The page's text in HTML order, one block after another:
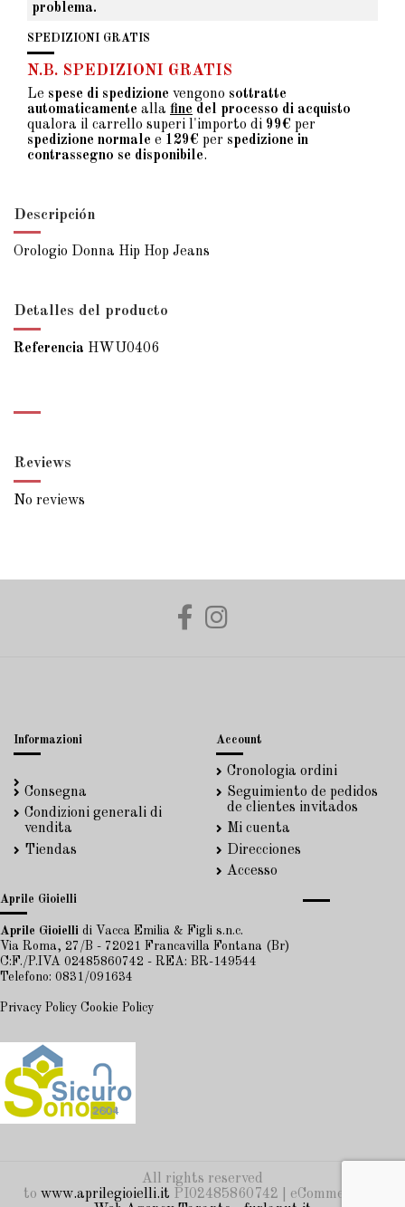
problema.
SPEDIZIONI GRATIS
N.B. SPEDIZIONI GRATIS
Le spese di spedizione vengono sottratte
automaticamente alla fine del processo di acquisto
qualora il carrello superi l'importo di 99€ per
spedizione normale e 129€ per spedizione in
contrassegno se disponibile.
Descripción
Orologio Donna Hip Hop Jeans
Detalles del producto
Referencia HWU0406
Reviews
No reviews
Informazioni
Consegna
Condizioni generali di
vendita
Tiendas
Account
Cronologia ordini
Seguimiento de pedidos
de clientes invitados
Mi cuenta
Direcciones
Accesso
Aprile Gioielli
Aprile Gioielli di Vacca Emilia & Figli s.n.c.
Via Roma, 27/B - 72021 Francavilla Fontana (Br)
C:F./P.IVA 02485860742 - REA: BR-149544
Telefono: 0831/091634
Privacy Policy Cookie Policy
All rights reserved
to www.aprilegioielli.it PI02485860742 | eCommerce by